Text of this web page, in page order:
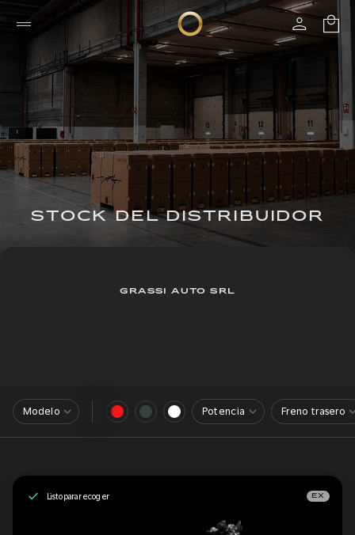
STOCK DEL DISTRIBUIDOR
GRASSI AUTO SRL
Modelo Potencia Freno trasero
Listo para recoger EX